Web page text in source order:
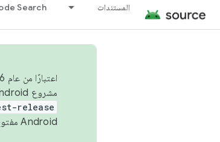
المستندات Search
مشروع Android مفتوح المصدر (AOSP) في الربعَين الثاني والرابع. لبناء مشروع Android مفتوح المصدر والمساهمة فيه، استخدِم
release
Android مفتوح المصدر. لمزيد من المعلومات، يُرجى الاطّلاع على